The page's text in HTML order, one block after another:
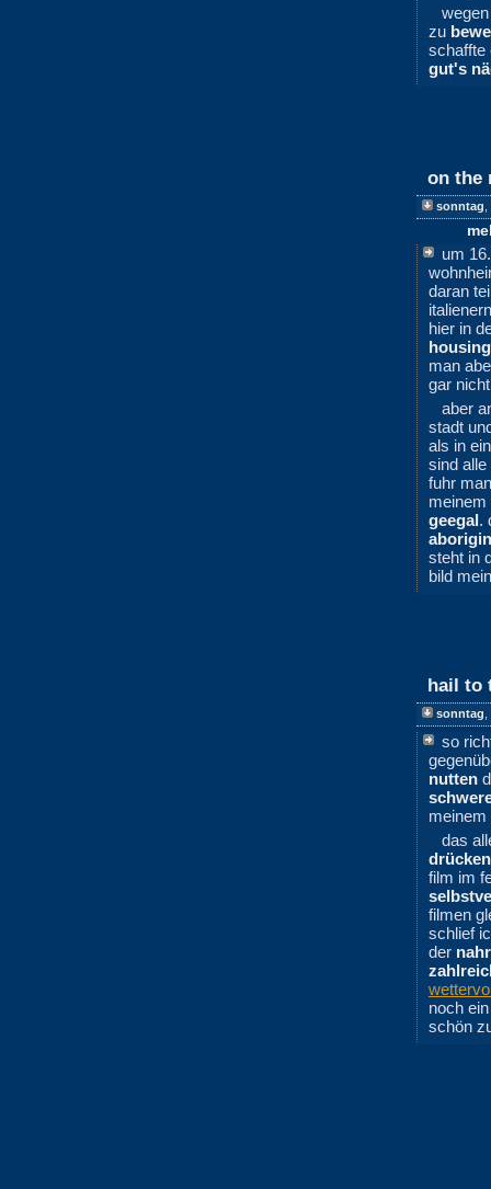
zu
schaffte
gut's
on the
sonntag
um
daran
hier in
man
gar
aber
stadt
als in
sind
fuhr
geegal.
steht in
bild
hail to
sonntag
so
nutten
meinem
das
film im
filmen
schlief
der
noch
schön